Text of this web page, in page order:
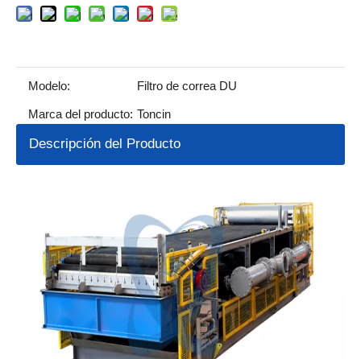
Modelo: Filtro de correa DU
Marca del producto: Toncin
Descripción del Producto